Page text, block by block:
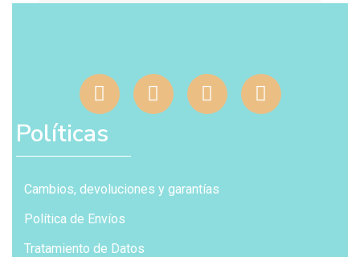
Políticas
Cambios, devoluciones y garantías
Política de Envíos
Tratamiento de Datos